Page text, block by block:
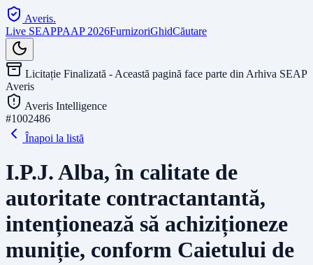
Averis.
Live SEAPPAAP 2026FurnizoriGhidCăutare
Licitație Finalizată - Această pagină face parte din Arhiva SEAP
Averis
Averis Intelligence
#1002486
Înapoi la listă
I.P.J. Alba, în calitate de
autoritate contractantantă,
intenționează să achiziționeze
muniție, conform Caietului de